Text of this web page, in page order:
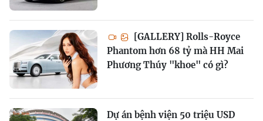
[GALLERY] Rolls-Royce
Phantom hơn 68 tỷ mà HH Mai
Phương Thúy "khoe" có gì?
Dự án bệnh viện 50 triệu USD